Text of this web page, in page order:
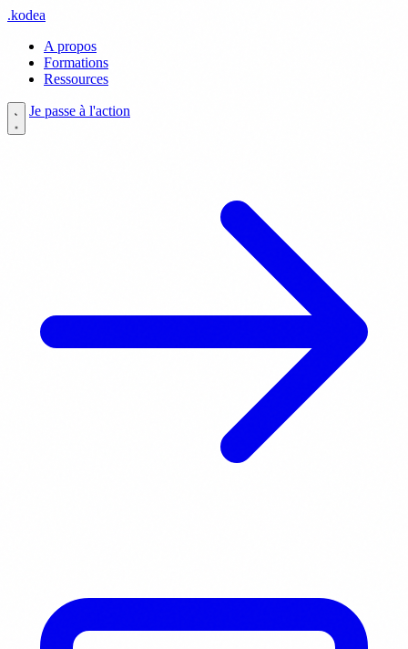
.kodea
A propos
Formations
Ressources
Je passe à l'action